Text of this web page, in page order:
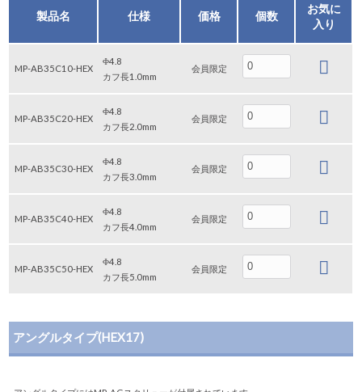
製品名 仕様 価格 個数
お気に
入り
MP-AB35C10-HEX
Φ4.8
カフ長1.0mm
会員限定
MP-AB35C20-HEX
Φ4.8
カフ長2.0mm
会員限定
MP-AB35C30-HEX
Φ4.8
カフ長3.0mm
会員限定
MP-AB35C40-HEX
Φ4.8
カフ長4.0mm
会員限定
MP-AB35C50-HEX
Φ4.8
カフ長5.0mm
会員限定
アングルタイプ(HEX17)